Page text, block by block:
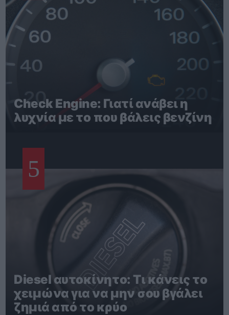
Check Engine: Γιατί ανάβει η
λυχνία με το που βάλεις βενζίνη
5
Diesel αυτοκίνητο: Τι κάνεις το
χειμώνα για να μην σου βγάλει
ζημιά από το κρύο